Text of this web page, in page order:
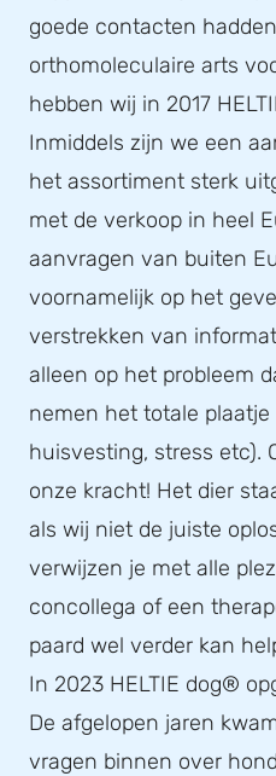
goede contacten
orthomoleculaire arts
hebben wij in 2017
Inmiddels zijn we een
het assortiment sterk
met de verkoop in heel
aanvragen van buiten
voornamelijk op het
verstrekken van
alleen op het probleem
nemen het totale plaatje
huisvesting, stress etc).
onze kracht! Het dier
als wij niet de juiste
verwijzen je met alle
concollega of een
paard wel verder kan
In 2023 HELTIE dog®
De afgelopen jaren
vragen binnen over